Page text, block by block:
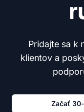
Pridajte sa k
klientov a
Začať